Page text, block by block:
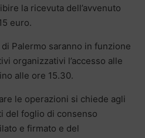
la ricevuta dell’avvenuto
euro.
Palermo saranno in funzione
organizzativi l’accesso alle
alle ore 15.30.
le operazioni si chiede agli
del foglio di consenso
e firmato e del